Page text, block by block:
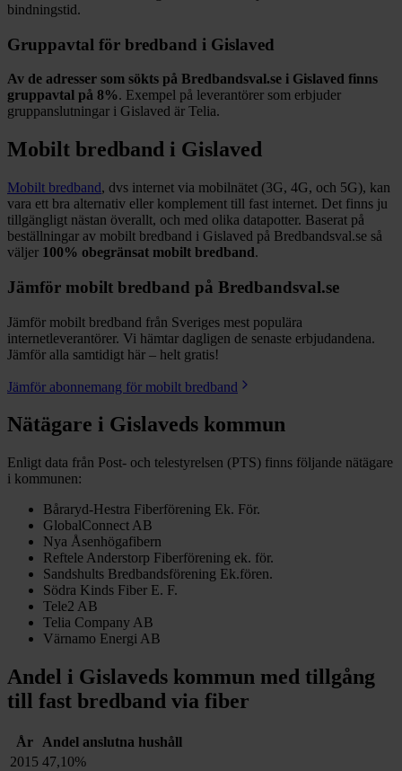
bindningstid.
Gruppavtal för bredband i Gislaved
Av de adresser som sökts på Bredbandsval.se i Gislaved finns
gruppavtal på 8%. Exempel på leverantörer som erbjuder
gruppanslutningar i Gislaved är Telia.
Mobilt bredband i Gislaved
Mobilt bredband, dvs internet via mobilnätet (3G, 4G, och 5G), kan
vara ett bra alternativ eller komplement till fast internet. Det finns ju
tillgängligt nästan överallt, och med olika datapotter. Baserat på
beställningar av mobilt bredband i Gislaved på Bredbandsval.se så
väljer 100% obegränsat mobilt bredband.
Jämför mobilt bredband på Bredbandsval.se
Jämför mobilt bredband från Sveriges mest populära
internetleverantörer. Vi hämtar dagligen de senaste erbjudandena.
Jämför alla samtidigt här – helt gratis!
Jämför abonnemang för mobilt bredband
Nätägare i Gislaveds kommun
Enligt data från Post- och telestyrelsen (PTS) finns följande nätägare
i kommunen:
Båraryd-Hestra Fiberförening Ek. För.
GlobalConnect AB
Nya Åsenhögafibern
Reftele Anderstorp Fiberförening ek. för.
Sandshults Bredbandsförening Ek.fören.
Södra Kinds Fiber E. F.
Tele2 AB
Telia Company AB
Värnamo Energi AB
Andel i Gislaveds kommun med tillgång
till fast bredband via fiber
År
Andel anslutna hushåll
2015 47,10%